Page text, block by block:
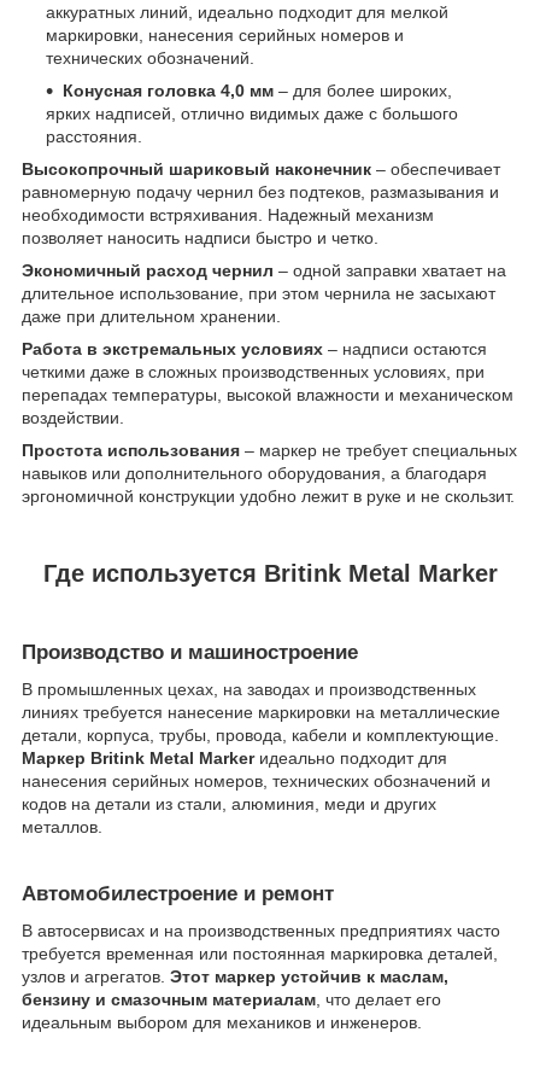
аккуратных линий, идеально подходит для мелкой
маркировки, нанесения серийных номеров и
технических обозначений.
Конусная головка 4,0 мм – для более широких,
ярких надписей, отлично видимых даже с большого
расстояния.
Высокопрочный шариковый наконечник – обеспечивает
равномерную подачу чернил без подтеков, размазывания и
необходимости встряхивания. Надежный механизм
позволяет наносить надписи быстро и четко.
Экономичный расход чернил – одной заправки хватает на
длительное использование, при этом чернила не засыхают
даже при длительном хранении.
Работа в экстремальных условиях – надписи остаются
четкими даже в сложных производственных условиях, при
перепадах температуры, высокой влажности и механическом
воздействии.
Простота использования – маркер не требует специальных
навыков или дополнительного оборудования, а благодаря
эргономичной конструкции удобно лежит в руке и не скользит.
Где используется Britink Metal Marker
Производство и машиностроение
В промышленных цехах, на заводах и производственных
линиях требуется нанесение маркировки на металлические
детали, корпуса, трубы, провода, кабели и комплектующие.
Маркер Britink Metal Markerидеально подходит для
нанесения серийных номеров, технических обозначений и
кодов на детали из стали, алюминия, меди и других
металлов.
Автомобилестроение и ремонт
В автосервисах и на производственных предприятиях часто
требуется временная или постоянная маркировка деталей,
узлов и агрегатов. Этот маркер устойчив к маслам,
бензину и смазочным материалам , что делает его
идеальным выбором для механиков и инженеров.